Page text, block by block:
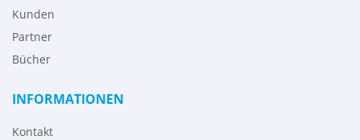
Kunden
Partner
Bücher
INFORMATIONEN
Kontakt